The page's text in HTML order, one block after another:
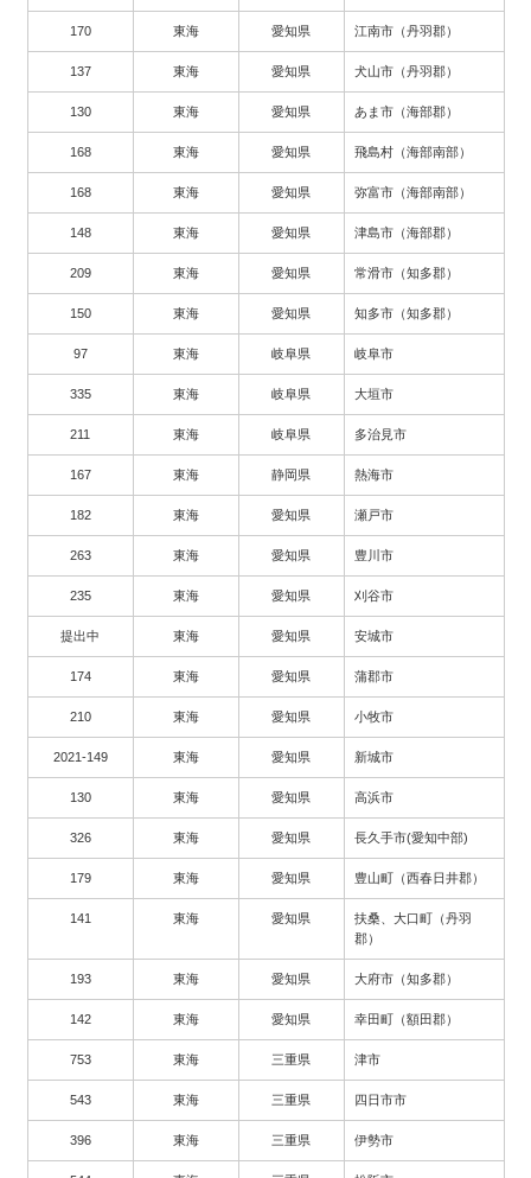
170 東海 愛知県 江南市（丹羽郡）
137 東海 愛知県 犬山市（丹羽郡）
130 東海 愛知県 あま市（海部郡）
168 東海 愛知県 飛島村（海部南部）
168 東海 愛知県 弥富市（海部南部）
148 東海 愛知県 津島市（海部郡）
209 東海 愛知県 常滑市（知多郡）
150 東海 愛知県 知多市（知多郡）
97 東海 岐阜県 岐阜市
335 東海 岐阜県 大垣市
211 東海 岐阜県 多治見市
167 東海 静岡県 熱海市
182 東海 愛知県 瀬戸市
263 東海 愛知県 豊川市
235 東海 愛知県 刈谷市
提出中 東海 愛知県 安城市
174 東海 愛知県 蒲郡市
210 東海 愛知県 小牧市
2021-149 東海 愛知県 新城市
130 東海 愛知県 高浜市
326 東海 愛知県 長久手市(愛知中部)
179 東海 愛知県 豊山町（西春日井郡）
141 東海 愛知県
扶桑、大口町（丹羽
郡）
193 東海 愛知県 大府市（知多郡）
142 東海 愛知県 幸田町（額田郡）
753 東海 三重県 津市
543 東海 三重県 四日市市
396 東海 三重県 伊勢市